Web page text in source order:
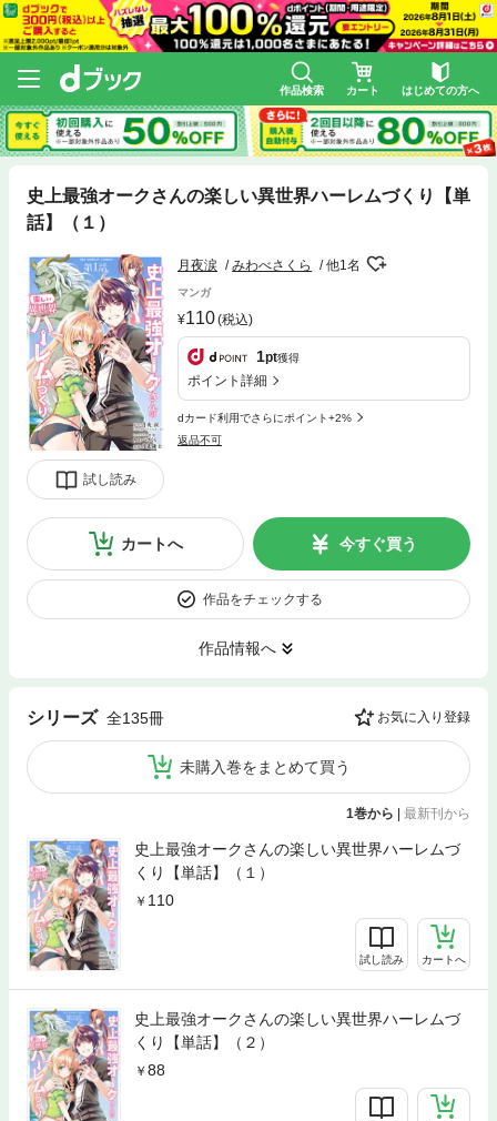
作品検索 カート はじめての方へ
史上最強オークさんの楽しい異世界ハーレムづくり【単
話】（１）
試し読み
月夜涙 みわべさくら 他1名
マンガ
110(税込)
1pt獲得
ポイント詳細
dカード利用でさらにポイント+2%
返品不可
カートへ 今すぐ買う
作品をチェックする
作品情報へ
シリーズ 全135冊 お気に入り登録
未購入巻をまとめて買う
1巻から | 最新刊から
史上最強オークさんの楽しい異世界ハーレムづ
くり【単話】（１）
110
試し読み カートへ
史上最強オークさんの楽しい異世界ハーレムづ
くり【単話】（２）
88